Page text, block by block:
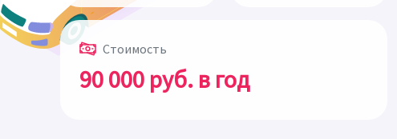
Стоимость
90 000 руб. в год